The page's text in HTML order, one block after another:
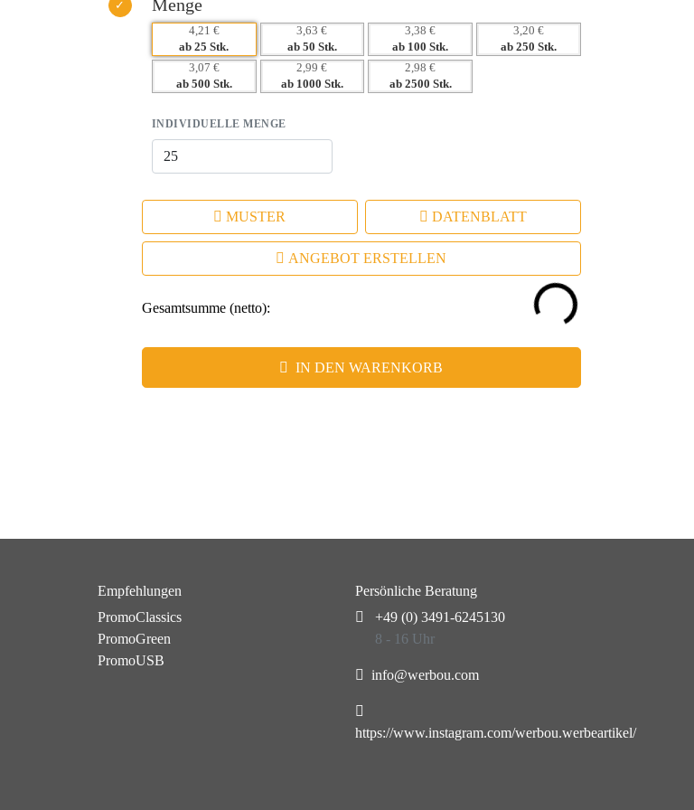
Menge
4,21 €
ab 25 Stk.
3,63 €
ab 50 Stk.
3,38 €
ab 100 Stk.
3,20 €
ab 250 Stk.
3,07 €
ab 500 Stk.
2,99 €
ab 1000 Stk.
2,98 €
ab 2500 Stk.
INDIVIDUELLE MENGE
MUSTER DATENBLATT
ANGEBOT ERSTELLEN
Gesamtsumme (netto):
IN DEN WARENKORB
Empfehlungen
PromoClassics
PromoGreen
PromoUSB
Persönliche Beratung
+49 (0) 3491-6245130
8 - 16 Uhr
info@werbou.com
https://www.instagram.com/werbou.werbeartikel/